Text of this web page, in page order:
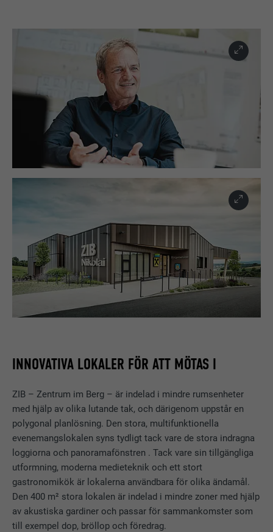
INNOVATIVA LOKALER FÖR ATT MÖTAS I
ZIB – Zentrum im Berg – är indelad i mindre rumsenheter
med hjälp av olika lutande tak, och därigenom uppstår en
polygonal planlösning. Den stora, multifunktionella
evenemangslokalen syns tydligt tack vare de stora indragna
loggiorna och panoramafönstren . Tack vare sin tillgängliga
utformning, moderna medieteknik och ett stort
gastronomikök är lokalerna användbara för olika ändamål.
Den 400 m² stora lokalen är indelad i mindre zoner med hjälp
av akustiska gardiner och passar för sammankomster som
till exempel dop, bröllop och föredrag.